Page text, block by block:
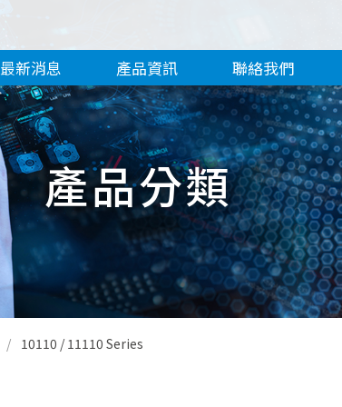
最新消息 產品資訊 聯絡我們
產品分類
10110 / 11110 Series